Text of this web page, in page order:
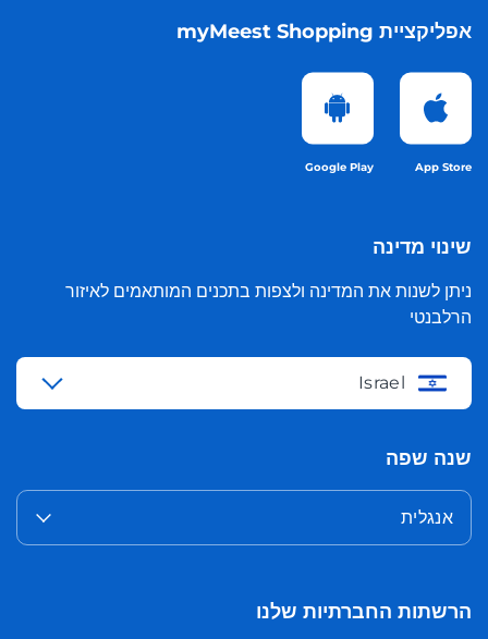
אפליקציית myMeest Shopping
App Store
Google Play
שינוי מדינה
ניתן לשנות את המדינה ולצפות בתכנים המותאמים לאיזור
הרלבנטי
Israel
שנה שפה
אנגלית
הרשתות החברתיות שלנו